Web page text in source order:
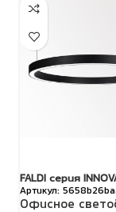
FALDI серия
Офисное